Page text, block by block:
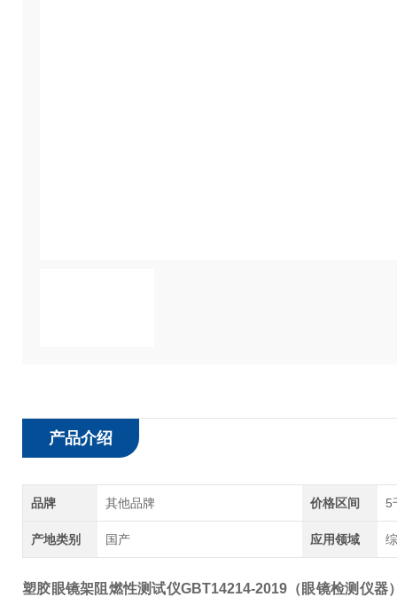
产品介绍
品牌 其他品牌 价格区间 5
产地类别 国产 应用领域
塑胶眼镜架阻燃性测试仪GBT14214-2019（眼镜检测仪器